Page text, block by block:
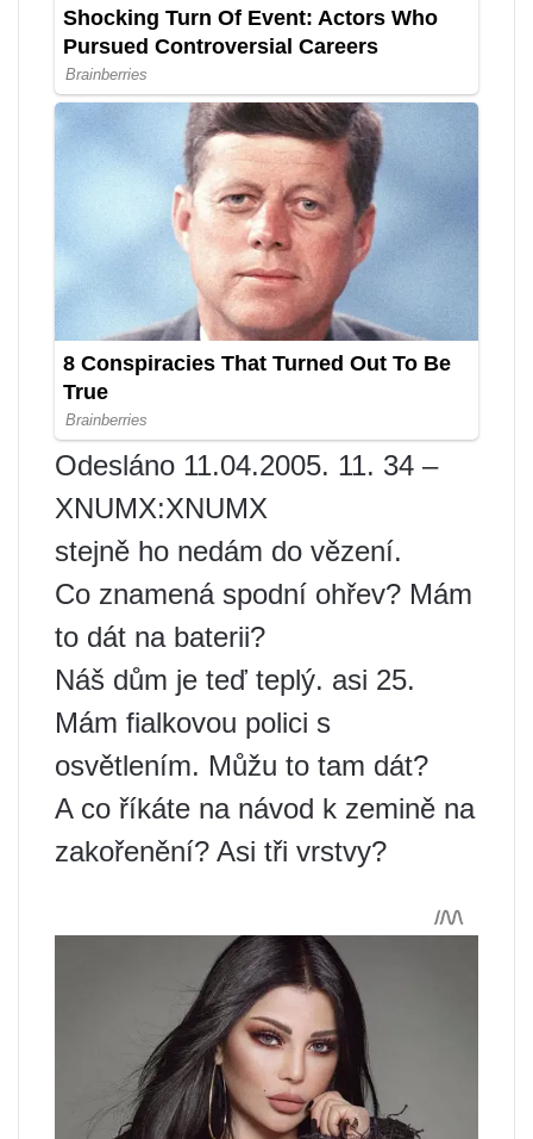
Odesláno 11.04.2005. 11. 34 –
XNUMX:XNUMX
stejně ho nedám do vězení.
Co znamená spodní ohřev? Mám
to dát na baterii?
Náš dům je teď teplý. asi 25.
Mám fialkovou polici s
osvětlením. Můžu to tam dát?
A co říkáte na návod k zemině na
zakořenění? Asi tři vrstvy?